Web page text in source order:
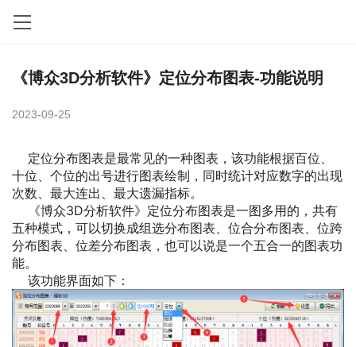
《博众3D分析软件》定位分布图表-功能说明
2023-09-25
定位分布图表是最常见的一种图表，该功能根据百位、
十位、个位的出号进行图表绘制，同时统计对应数字的出现
次数、最大连出、最大遗漏指标。
《博众3D分析软件》定位分布图表是一图多用的，共有
五种模式，可以切换成组选分布图表、位合分布图表、位跨
分布图表、位差分布图表，也可以说是一个五合一的图表功
能。
该功能界面如下：